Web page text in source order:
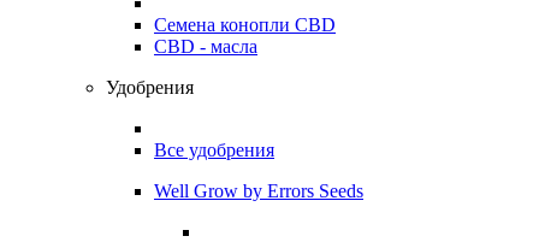
Семена конопли CBD
CBD - масла
Удобрения
Все удобрения
Well Grow by Errors Seeds